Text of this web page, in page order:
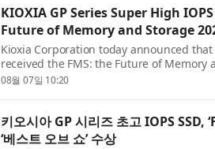
KIOXIA GP Series Super High
Future of Memory and Storage
Kioxia Corporation today announced that
received the FMS: the Future of Memory
‘Specialized Storage’ category. The Best
08월 07일 10:20
키오시아 GP 시리즈 초고 IOPS SSD,
‘베스트 오브 쇼’ 수상